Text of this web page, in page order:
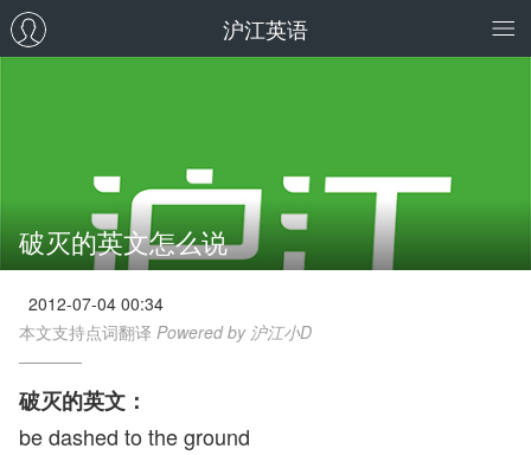
沪江英语
破灭的英文怎么说
2012-07-04 00:34
本文支持点词翻译 Powered by 沪江小D
破灭的英文：
be dashed to the ground